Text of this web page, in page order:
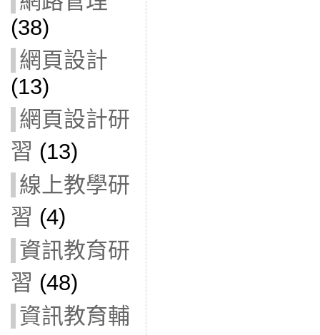
(38)
網頁設計
(13)
網頁設計研
習 (13)
線上教學研
習 (4)
資訊教育研
習 (48)
資訊教育輔